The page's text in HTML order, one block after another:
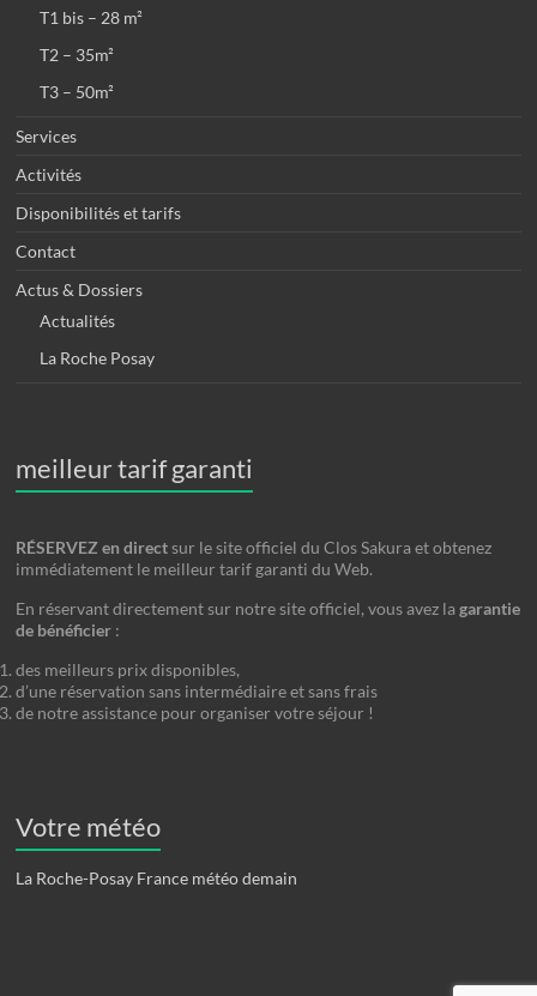
T1 bis – 28 m²
T2 – 35m²
T3 – 50m²
Services
Activités
Disponibilités et tarifs
Contact
Actus & Dossiers
Actualités
La Roche Posay
meilleur tarif garanti
RÉSERVEZ en directsur le site officiel du Clos Sakura et obtenez
immédiatement le meilleur tarif garanti du Web.
En réservant directement sur notre site officiel, vous avez lagarantie
de bénéficier :
des meilleurs prix disponibles,
d’une réservation sans intermédiaire et sans frais
de notre assistance pour organiser votre séjour !
Votre météo
La Roche-Posay France météo demain